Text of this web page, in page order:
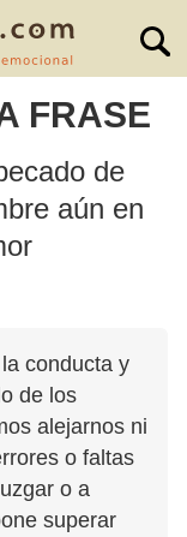
FRASE
de
aún en
conducta y
de los
alejarnos ni
o faltas
o a
superar